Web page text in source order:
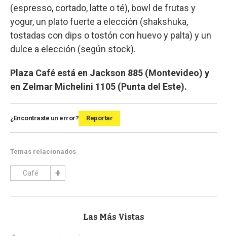
(espresso, cortado, latte o té), bowl de frutas y
yogur, un plato fuerte a elección (shakshuka,
tostadas con dips o tostón con huevo y palta) y un
dulce a elección (según stock).
Plaza Café está en Jackson 885 (Montevideo) y
en Zelmar Michelini 1105 (Punta del Este).
¿Encontraste un error? Reportar
Temas relacionados
Café
Las Más Vistas